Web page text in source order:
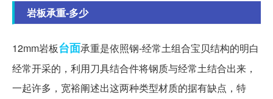
岩板承重-多少
12mm岩板台面承重是依照钢-经常土组合宝贝结构的明白
经常开采的，利用刀具结合件将钢质与经常土结合出来，
一起许多，宽裕阐述出这两种类型材质的据有缺点，特